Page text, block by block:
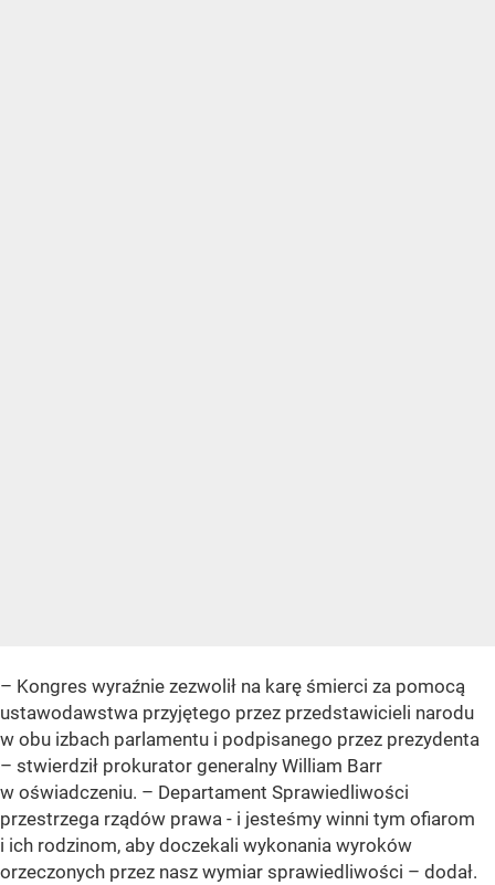
– Kongres wyraźnie zezwolił na karę śmierci za pomocą
ustawodawstwa przyjętego przez przedstawicieli narodu
w obu izbach parlamentu i podpisanego przez prezydenta
– stwierdził prokurator generalny William Barr
w oświadczeniu. – Departament Sprawiedliwości
przestrzega rządów prawa - i jesteśmy winni tym ofiarom
i ich rodzinom, aby doczekali wykonania wyroków
orzeczonych przez nasz wymiar sprawiedliwości – dodał.